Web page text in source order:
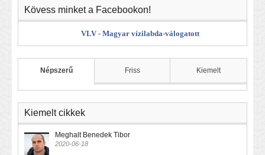
Kövess minket a Facebookon!
VLV - Magyar vízilabda-válogatott
Népszerű Friss Kiemelt
Kiemelt cikkek
Meghalt Benedek Tibor
2020-06-18